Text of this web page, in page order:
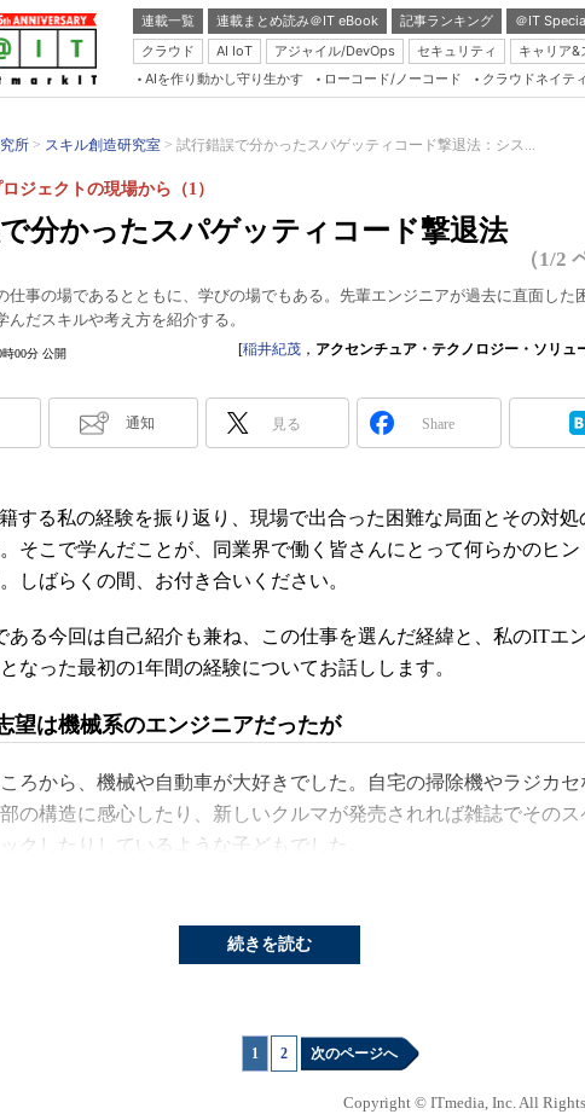
連載一覧 連載まとめ読み＠IT eBook 記事ランキング ＠IT
クラウド
AI IoT アジャイル/DevOps セキュリティ キャリア&
AIを作り動かし守り生かす ローコード/ノーコード クラウドネイテ
所 スキル創造研究室 試行錯誤で分かったスパゲッティコード撃退法：シス...
分かったスパゲッティコード撃退法
ジェクトの現場から（1）
（1/2
仕事の場であるとともに、学びの場でもある。先輩エンジニアが過去に直面した
んだスキルや考え方を紹介する。
時00分 公開 [稲井紀茂 ， アクセンチュア・テクノロジー・ソリュ
通知 見る Share
する私の経験を振り返り、現場で出合った困難な局面とその対処
そこで学んだことが、同業界で働く皆さんにとって何らかのヒン
しばらくの間、お付き合いください。
る今回は自己紹介も兼ね、この仕事を選んだ経緯と、私のITエ
なった最初の1年間の経験についてお話しします。
望は機械系のエンジニアだったが
ろから、機械や自動車が大好きでした。自宅の掃除機やラジカセ
の構造に感心したり、新しいクルマが発売されれば雑誌でそのス
クしたりしているような子どもでした。
と思っており、そのことに何の疑いも持っていませんでした。
なっても、このように決まりきった方法や手順に従って図面を引
……。暗澹（あんたん）とした気持ちになりました（単なる当時の
続きを読む
1 2 次のページへ
Copyright © ITmedia, Inc. All Rights